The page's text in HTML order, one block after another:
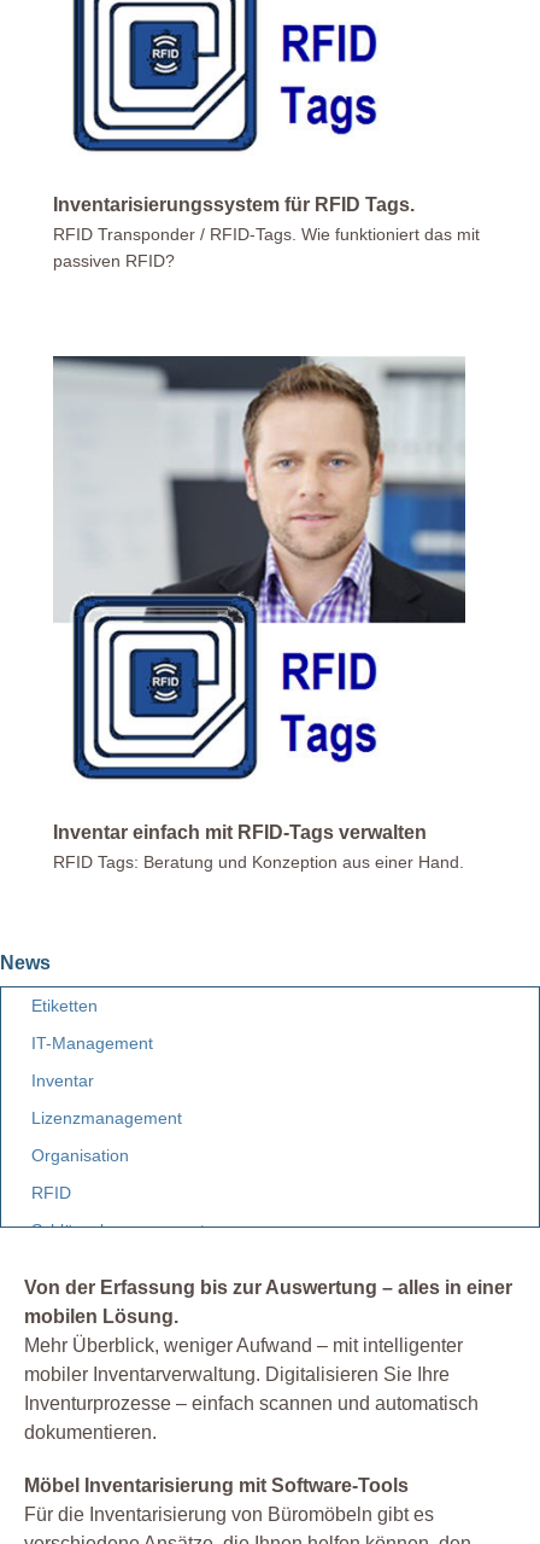
Inventarisierungssystem für RFID Tags.
RFID Transponder / RFID-Tags. Wie funktioniert das mit
passiven RFID?
Inventar einfach mit RFID-Tags verwalten
RFID Tags: Beratung und Konzeption aus einer Hand.
News
Etiketten
IT-Management
Inventar
Lizenzmanagement
Organisation
RFID
Schlüsselmanagement
Von der Erfassung bis zur Auswertung – alles in einer
mobilen Lösung.
Mehr Überblick, weniger Aufwand – mit intelligenter
mobiler Inventarverwaltung. Digitalisieren Sie Ihre
Inventurprozesse – einfach scannen und automatisch
dokumentieren.
Möbel Inventarisierung mit Software-Tools
Für die Inventarisierung von Büromöbeln gibt es